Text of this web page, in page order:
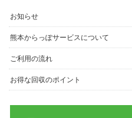
お知らせ
熊本からっぽサービスについて
ご利用の流れ
お得な回収のポイント